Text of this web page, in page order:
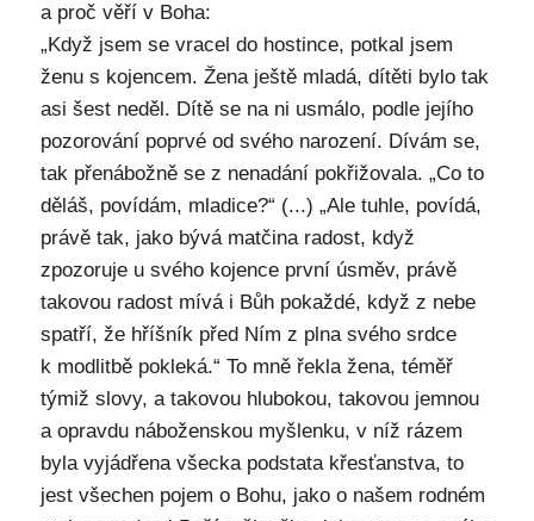
a proč věří v Boha:
„Když jsem se vracel do hostince, potkal jsem
ženu s kojencem. Žena ještě mladá, dítěti bylo tak
asi šest neděl. Dítě se na ni usmálo, podle jejího
pozorování poprvé od svého narození. Dívám se,
tak přenábožně se z nenadání pokřižovala. „Co to
děláš, povídám, mladice?“ (...) „Ale tuhle, povídá,
právě tak, jako bývá matčina radost, když
zpozoruje u svého kojence první úsměv, právě
takovou radost mívá i Bůh pokaždé, když z nebe
spatří, že hříšník před Ním z plna svého srdce
k modlitbě pokleká.“ To mně řekla žena, téměř
týmiž slovy, a takovou hlubokou, takovou jemnou
a opravdu náboženskou myšlenku, v níž rázem
byla vyjádřena všecka podstata křesťanstva, to
jest všechen pojem o Bohu, jako o našem rodném